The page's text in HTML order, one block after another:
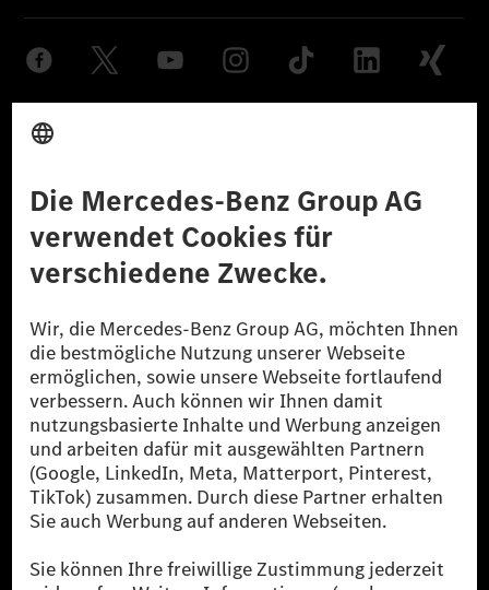
© 2026 Mercedes-Benz Group AG. Alle Rechte vorbehalten.
reduzierte CO₂-Emissionen bei der Mercedes-Benz Group durch
zertifizierte Ausgleichsprojekte kompensiert werden.
[2] Renewable Charging ist ein integraler Bestandteil von MB.CHARGE
Public in Europa, den USA, Kanada und China. Sofern an der jeweiligen
Ladestation noch kein Strom aus erneuerbaren Energien vorliegt,
verwendet Renewable Charging Grünstromzertifikate*. Diese stellen
sicher, dass für Ladevorgänge über MB.CHARGE Public eine äquivalente
Strommenge aus erneuerbaren Energien ins Stromnetz eingespeist wird.
Sie stammen ausschließlich aus Wind- und Solarkraftanlagen, die jünger
als sechs Jahre sind.
* Inkl. EKOenergy Ökolabel
* Die angegebenen Werte wurden nach dem vorgeschriebenen
Messverfahren WLTP (Worldwide harmonised Light vehicles Test